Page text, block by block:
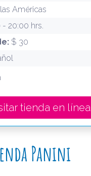
Américas
- 20:00 hrs.
$ 30
tienda en línea
Panini